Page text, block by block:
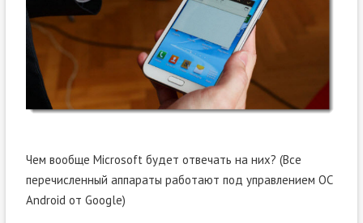
Чем вообще Microsoft будет отвечать на них? (Все
перечисленный аппараты работают под управлением ОС
Android от Google)